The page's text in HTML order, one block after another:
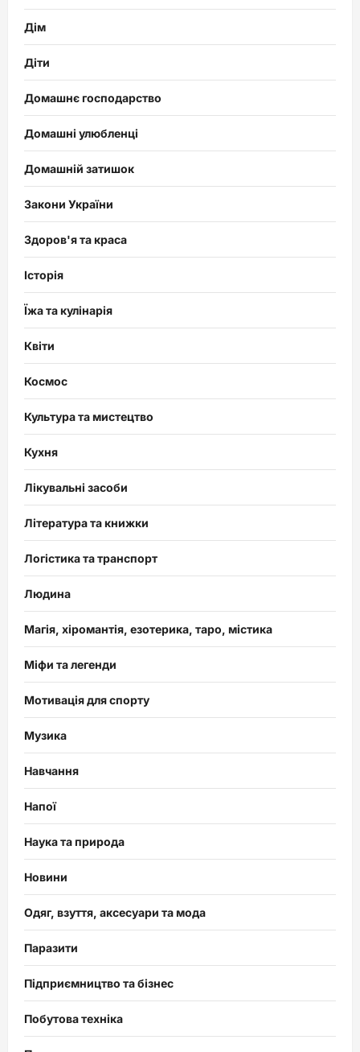
Дім
Діти
Домашнє господарство
Домашні улюбленці
Домашній затишок
Закони України
Здоров'я та краса
Історія
Їжа та кулінарія
Квіти
Космос
Культура та мистецтво
Кухня
Лікувальні засоби
Література та книжки
Логістика та транспорт
Людина
Магія, хіромантія, езотерика, таро, містика
Міфи та легенди
Мотивація для спорту
Музика
Навчання
Напої
Наука та природа
Новини
Одяг, взуття, аксесуари та мода
Паразити
Підприємництво та бізнес
Побутова техніка